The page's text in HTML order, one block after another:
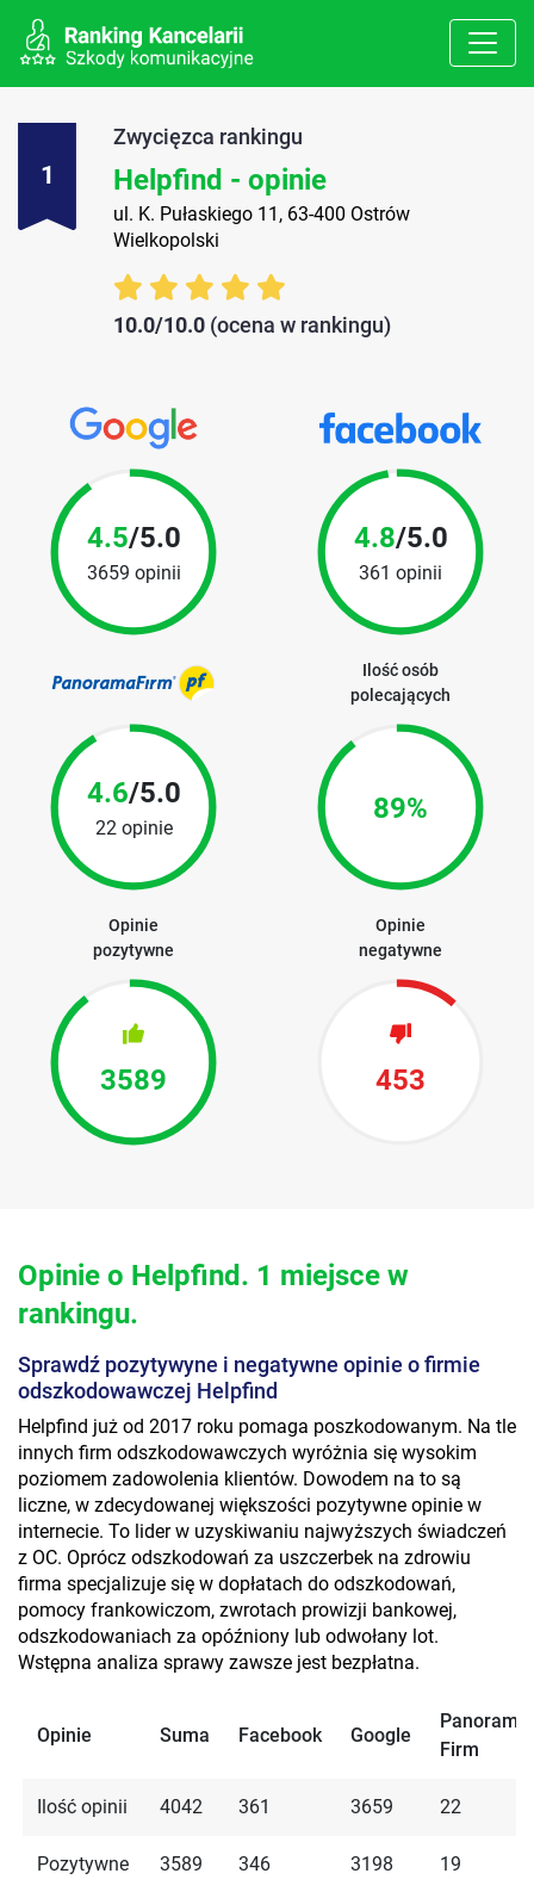
1
Zwycięzca rankingu
Helpfind - opinie
ul. K. Pułaskiego 11, 63-400 Ostrów
Wielkopolski
10.0/10.0 (ocena w rankingu)
4.5/5.0
3659 opinii
4.8/5.0
361 opinii
4.6/5.0
22 opinie
Ilość osób
polecających
89%
Opinie
pozytywne
3589
Opinie
negatywne
453
Opinie o Helpfind. 1 miejsce w
rankingu.
Sprawdź pozytywyne i negatywne opinie o firmie
odszkodowawczej Helpfind
Helpfind już od 2017 roku pomaga poszkodowanym. Na tle
innych firm odszkodowawczych wyróżnia się wysokim
poziomem zadowolenia klientów. Dowodem na to są
liczne, w zdecydowanej większości pozytywne opinie w
internecie. To lider w uzyskiwaniu najwyższych świadczeń
z OC. Oprócz odszkodowań za uszczerbek na zdrowiu
firma specjalizuje się w dopłatach do odszkodowań,
pomocy frankowiczom, zwrotach prowizji bankowej,
odszkodowaniach za opóźniony lub odwołany lot.
Wstępna analiza sprawy zawsze jest bezpłatna.
Opinie Suma Facebook Google
Panorama
Firm
Ilość opinii 4042 361 3659 22
Pozytywne 3589 346 3198 19